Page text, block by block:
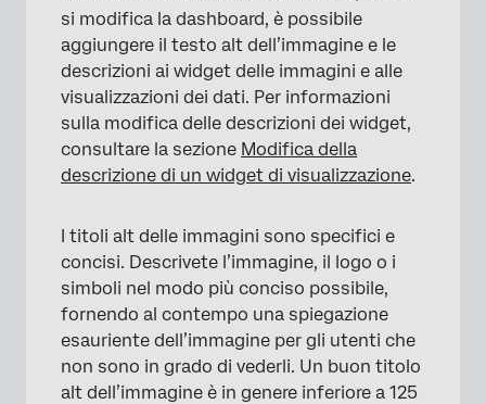
si modifica la dashboard, è possibile
aggiungere il testo alt dell’immagine e le
descrizioni ai widget delle immagini e alle
visualizzazioni dei dati. Per informazioni
sulla modifica delle descrizioni dei widget,
consultare la sezione Modifica della
descrizione di un widget di visualizzazione.
I titoli alt delle immagini sono specifici e
concisi. Descrivete l’immagine, il logo o i
simboli nel modo più conciso possibile,
fornendo al contempo una spiegazione
esauriente dell’immagine per gli utenti che
non sono in grado di vederli. Un buon titolo
alt dell’immagine è in genere inferiore a 125